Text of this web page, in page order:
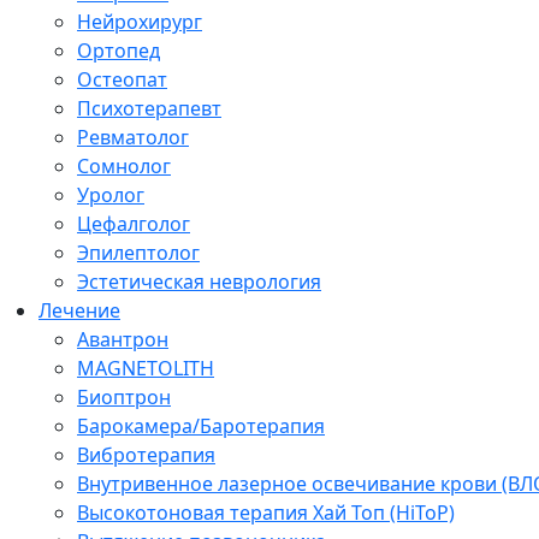
Нейрохирург
Ортопед
Остеопат
Психотерапевт
Ревматолог
Сомнолог
Уролог
Цефалголог
Эпилептолог
Эстетическая неврология
Лечение
Авантрон
MAGNETOLITH
Биоптрон
Барокамера/Баротерапия
Вибротерапия
Внутривенное лазерное освечивание крови
Высокотоновая терапия Хай Топ (HiToP)